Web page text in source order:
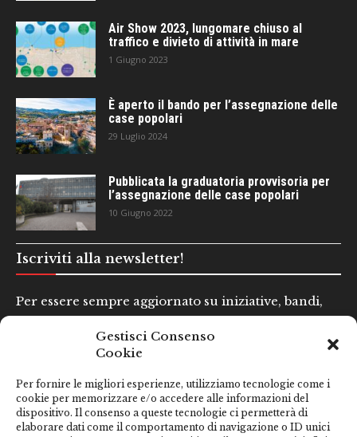
Gestisci Consenso
Cookie
Per fornire le migliori esperienze, utilizziamo tecnologie come i
cookie per memorizzare e/o accedere alle informazioni del
dispositivo. Il consenso a queste tecnologie ci permetterà di
elaborare dati come il comportamento di navigazione o ID unici
Air Show 2023, lungomare chiuso al
traffico e divieto di attività in mare
1 Giugno 2023
È aperto il bando per l’assegnazione delle
case popolari
29 Luglio 2024
Pubblicata la graduatoria provvisoria per
l’assegnazione delle case popolari
10 Giugno 2022
Iscriviti alla newsletter!
Per essere sempre aggiornato su iniziative, bandi,
Email*